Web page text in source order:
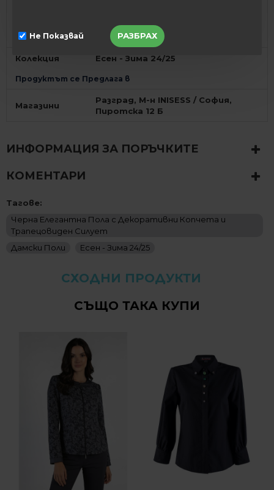
РАЗБРАХ
Не Показвай
Колекция и Стил
Колекция Есен - Зима 24/25
Продуктът се Предлага в
Магазини
Разград, М-н INISESS / София,
Пиротска 12 Б
ИНФОРМАЦИЯ ЗА ПОРЪЧКИТЕ
КОМЕНТАРИ
Тагове:
Черна Елегантна Пола с Декоративни Копчета и
Трапецовиден Силует
Дамски Поли
Есен - Зима 24/25
СХОДНИ ПРОДУКТИ
СЪЩО ТАКА КУПИ